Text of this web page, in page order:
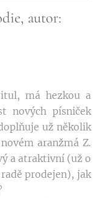
autor:
má hezkou a
nových písniček
už několik
aranžmá Z.
a atraktivní (už o
prodejen), jak